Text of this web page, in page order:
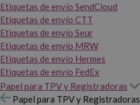
Etiquetas de envío SendCloud
Etiquetas de envío CTT
Etiquetas de envío Seur
Etiquetas de envío MRW
Etiquetas de envío Hermes
Etiquetas de envío FedEx
Papel para TPV y Registradoras
Papel para TPV y Registradoras